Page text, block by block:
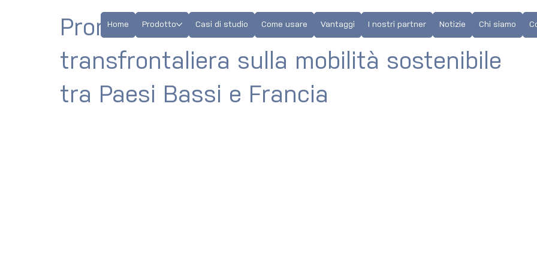
Home Prodotto Casi di studio Come usare Vantaggi I nostri partner Notizie Chi siamo
Promuovere la collaborazione
transfrontaliera sulla mobilità sostenibile
tra Paesi Bassi e Francia